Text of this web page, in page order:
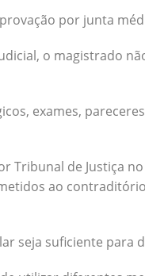
por junta
o magistrado
exames,
Tribunal de Justiça
ao
seja suficiente para